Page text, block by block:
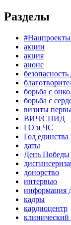
Разделы
акции
акция
анонс
борьба с
борьба с
визиты
ВИЧ/СПИД
ГО и ЧС
Год
даты
День Победы
донорство
интервью
информация
кадры
кардиоцентр
клинический